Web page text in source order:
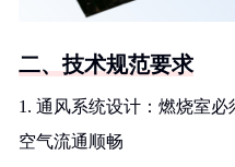
二、技术规范要求
1. 通风系统设计：燃烧室
空气流通顺畅